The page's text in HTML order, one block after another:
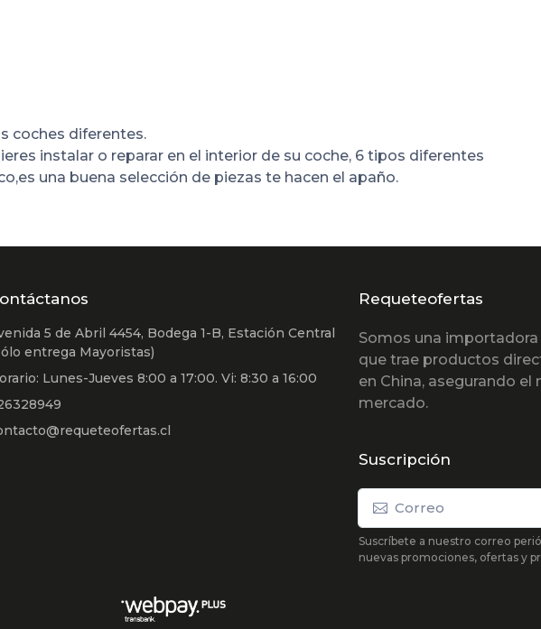
coches diferentes.
instalar o reparar en el interior de su coche, 6 tipos diferentes
una buena selección de piezas te hacen el apaño.
5 de Abril 4454, Bodega 1-B, Estación Central
entrega Mayoristas)
Lunes-Jueves 8:00 a 17:00. Vi: 8:30 a 16:00
Requeteofertas
Somos una
que trae productos
en China, asegurando el
mercado.
Suscripción
Suscríbete a nuestro correo
nuevas promociones, ofertas y